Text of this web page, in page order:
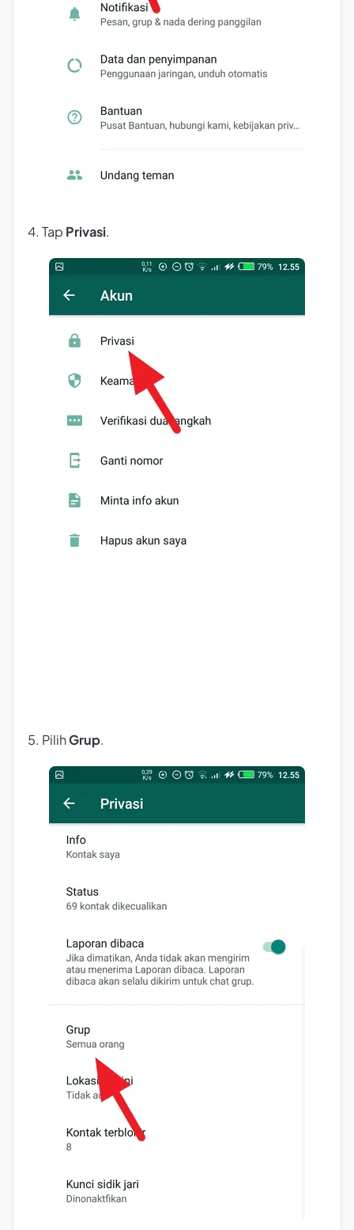
4. Tap Privasi.
5. PilihGrup.